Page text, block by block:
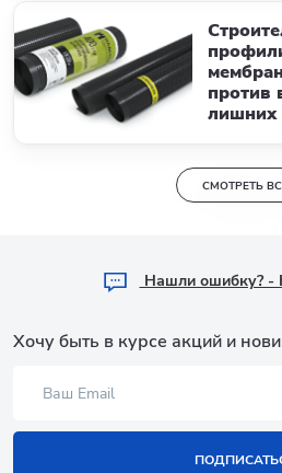
против
лишних
СМОТРЕТЬ
Hашли ошибку? -
Хочу быть в курсе акций и